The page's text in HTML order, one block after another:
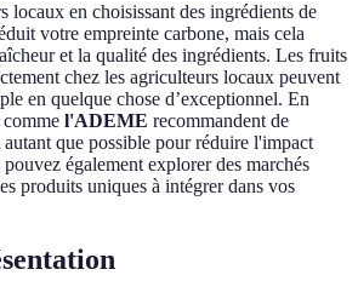
locaux en choisissant des ingrédients de
votre empreinte carbone, mais cela
et la qualité des ingrédients. Les fruits
chez les agriculteurs locaux peuvent
en quelque chose d’exceptionnel. En
l'ADEME recommandent de
que possible pour réduire l'impact
également explorer des marchés
produits uniques à intégrer dans vos